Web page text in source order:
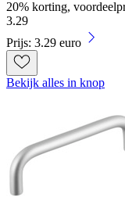
20% korting,
3.29
Prijs: 3.29 euro
Bekijk alles in knop